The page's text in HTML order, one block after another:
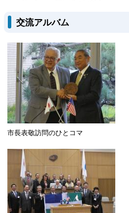
交流アルバム
市長表敬訪問のひとコマ